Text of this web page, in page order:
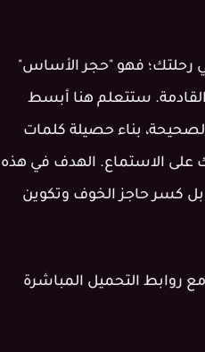
رحلتك؛ فهو "حجر الأساس"
ستتعلم هنا أبسط
بناء حصيلة كلمات
على الاستماع. الهدف في هذه
بل كسر حاجز الخوف وتكوين
روابط التحميل المباشرة